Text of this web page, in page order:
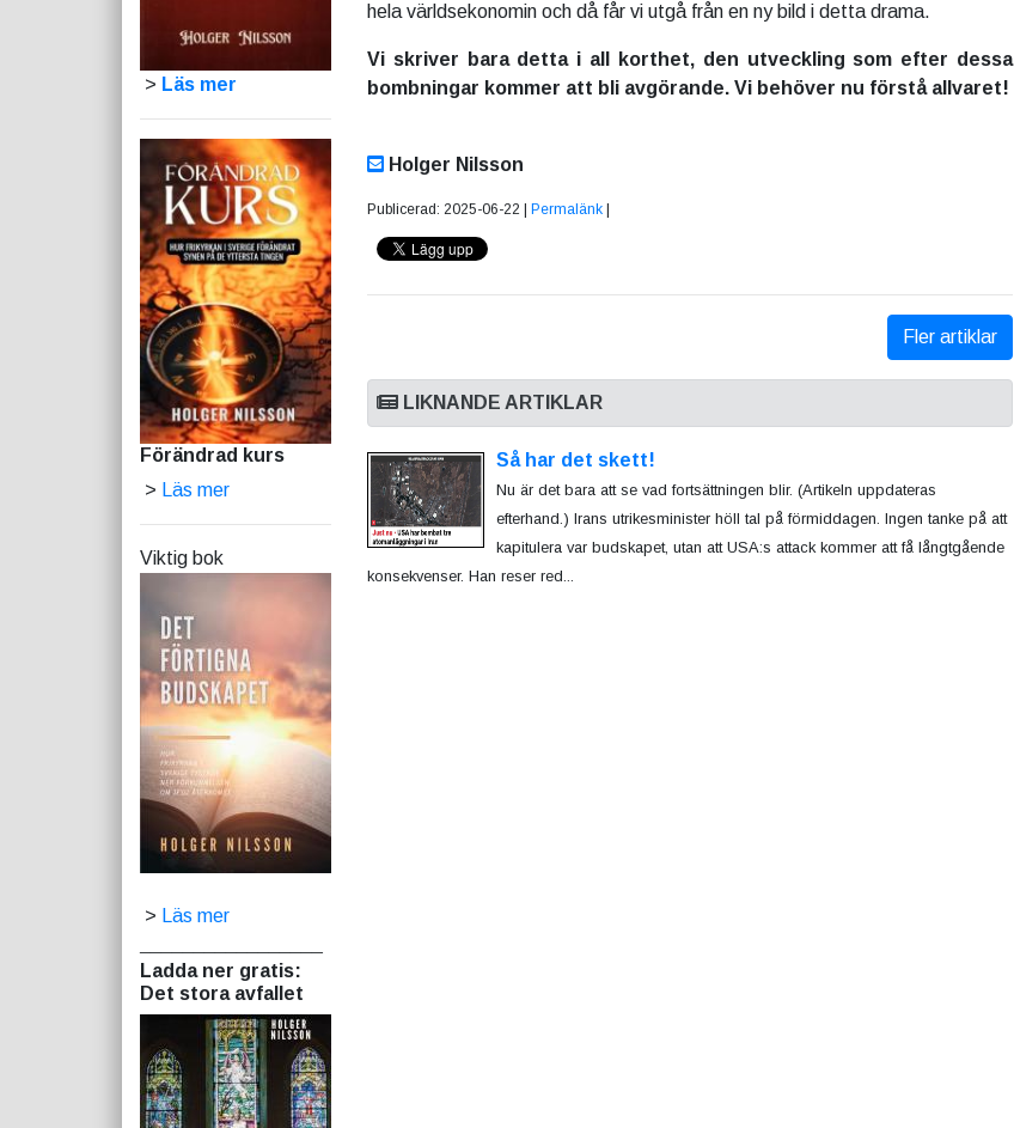
> Läs mer
Förändrad kurs
> Läs mer
Viktig bok
> Läs mer
Ladda ner gratis:
Det stora avfallet
hela världsekonomin och då får vi utgå från en ny bild i detta drama.
Vi skriver bara detta i all korthet, den utveckling som efter dessa
bombningar kommer att bli avgörande. Vi behöver nu förstå allvaret!
Holger Nilsson
Publicerad: 2025-06-22 | Permalänk
Fler artiklar
LIKNANDE ARTIKLAR
Så har det skett!
Nu är det bara att se vad fortsättningen blir. (Artikeln uppdateras
efterhand.) Irans utrikesminister höll tal på förmiddagen. Ingen tanke på att
kapitulera var budskapet, utan att USA:s attack kommer att få långtgående
konsekvenser. Han reser red...